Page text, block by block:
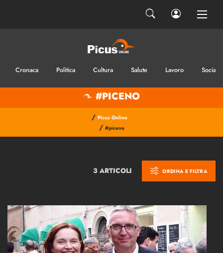
Cronaca Politica Cultura Salute Lavoro Sociale
#PICENO
/ Picus Online
/ #piceno
3 ARTICOLI ORDINA E FILTRA